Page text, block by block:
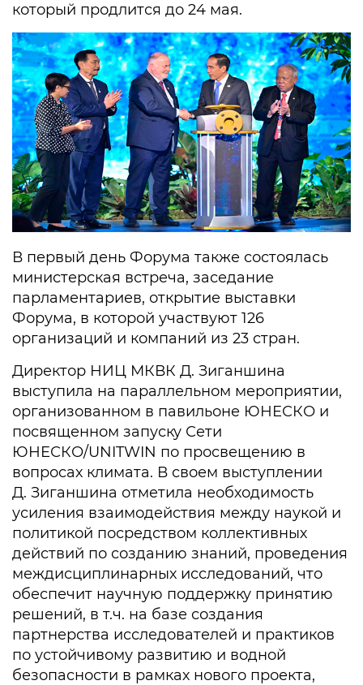
который продлится до 24 мая.
В первый день Форума также состоялась
министерская встреча, заседание
парламентариев, открытие выставки
Форума, в которой участвуют 126
организаций и компаний из 23 стран.
Директор НИЦ МКВК Д. Зиганшина
выступила на параллельном мероприятии,
организованном в павильоне ЮНЕСКО и
посвященном запуску Сети
ЮНЕСКО/UNITWIN по просвещению в
вопросах климата. В своем выступлении
Д. Зиганшина отметила необходимость
усиления взаимодействия между наукой и
политикой посредством коллективных
действий по созданию знаний, проведения
междисциплинарных исследований, что
обеспечит научную поддержку принятию
решений, в т.ч. на базе создания
партнерства исследователей и практиков
по устойчивому развитию и водной
безопасности в рамках нового проекта,